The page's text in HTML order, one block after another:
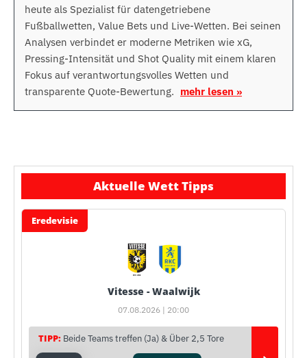
heute als Spezialist für datengetriebene
Fußballwetten, Value Bets und Live-Wetten. Bei seinen
Analysen verbindet er moderne Metriken wie xG,
Pressing-Intensität und Shot Quality mit einem klaren
Fokus auf verantwortungsvolles Wetten und
transparente Quote-Bewertung. mehr lesen »
Aktuelle Wett Tipps
Eredevisie
Vitesse - Waalwijk
07.08.2026 | 20:00
TIPP: Beide Teams treffen (Ja) & Über 2,5 Tore